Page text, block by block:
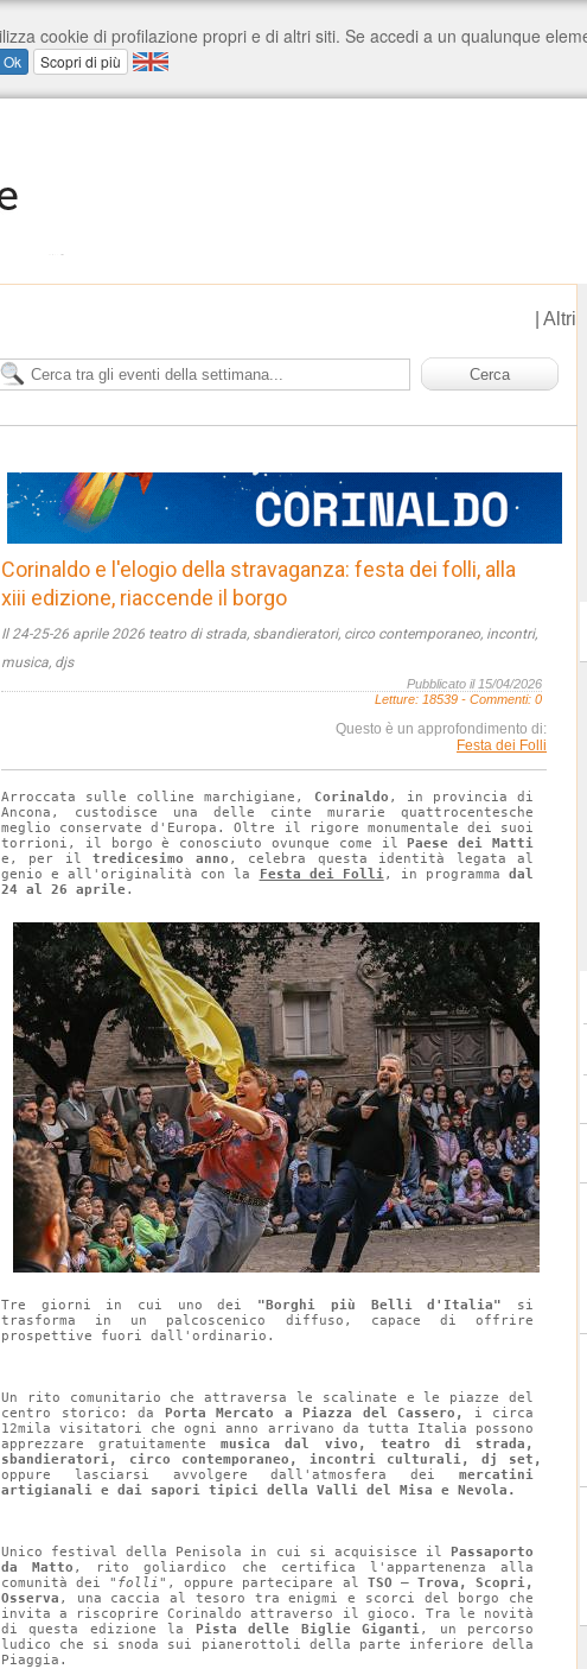
Altri
Corinaldo e l'elogio della stravaganza: festa dei folli, alla
xiii edizione, riaccende il borgo
Il 24-25-26 aprile 2026 teatro di strada, sbandieratori, circo contemporaneo, incontri,
musica, djs
Pubblicato il 15/04/2026
Letture: 18539 - Commenti: 0
Questo è un approfondimento di:
Festa dei Folli
Arroccata sulle colline marchigiane, Corinaldo , in provincia di
Ancona, custodisce una delle cinte murarie quattrocentesche
meglio conservate d'Europa. Oltre il rigore monumentale dei suoi
torrioni, il borgo è conosciuto ovunque come il Paese dei Matti
e, per il tredicesimo anno , celebra questa identità legata al
genio e all'originalità con la
Festa dei Folli, in programma dal
24 al 26 aprile.
Tre giorni in cui uno dei "Borghi più Belli d'Italia"
si
trasforma in un palcoscenico diffuso, capace di offrire
prospettive fuori dall'ordinario.
Un rito comunitario che attraversa le scalinate e le piazze del
centro storico: da
Porta Mercato a Piazza del Cassero,
i circa
12mila visitatori che ogni anno arrivano da tutta Italia possono
apprezzare gratuitamente musica dal vivo, teatro di strada,
sbandieratori, circo contemporaneo, incontri culturali, dj set,
oppure lasciarsi avvolgere dall'atmosfera dei mercatini
artigianali e dai sapori tipici della Valli del Misa e Nevola.
Unico festival della Penisola in cui si acquisisce il Passaporto
da Matto , rito goliardico che certifica l'appartenenza alla
comunità dei "folli" , oppure partecipare al TSO – Trova, Scopri,
Osserva , una caccia al tesoro tra enigmi e scorci del borgo che
invita a riscoprire Corinaldo attraverso il gioco. Tra le novità
di questa edizione la Pista delle Biglie Giganti, un percorso
ludico che si snoda sui pianerottoli della parte inferiore della
Piaggia.